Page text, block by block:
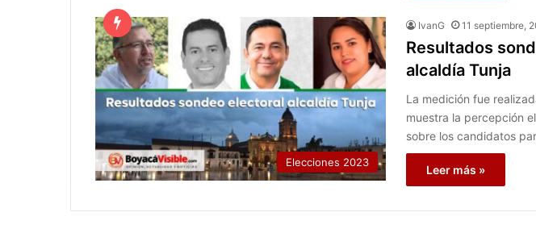
Elecciones 2023
IvanG 11 septiembre,
Resultados
alcaldía Tunja
La medición fue
muestra la percepción
sobre los candidatos
Leer más »